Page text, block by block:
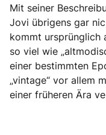
Mit seiner
Jovi übrigens gar
kommt ursprünglich
so viel wie
einer bestimmten
„vintage“ vor allem
einer früheren Ära